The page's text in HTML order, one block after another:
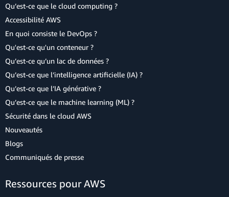
Qu’est-ce que le cloud computing ?
Accessibilité AWS
En quoi consiste le DevOps ?
Qu'est-ce qu'un conteneur ?
Qu’est-ce qu’un lac de données ?
Qu’est-ce que l’intelligence artificielle (IA) ?
Qu’est-ce que l’IA générative ?
Qu’est-ce que le machine learning (ML) ?
Sécurité dans le cloud AWS
Nouveautés
Blogs
Communiqués de presse
Ressources pour AWS